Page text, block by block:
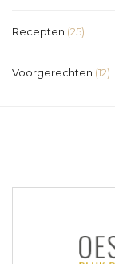
Recepten (25)
Voorgerechten (12)